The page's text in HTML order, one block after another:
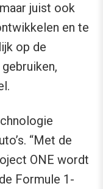
juist ook
en te
op de
“Met de
ONE wordt
Formule 1-